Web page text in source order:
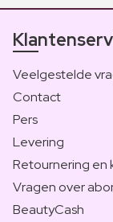
Veelgestelde
Contact
Pers
Levering
Retournering en
Vragen over
BeautyCash